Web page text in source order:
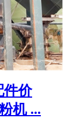
件价
机 ...